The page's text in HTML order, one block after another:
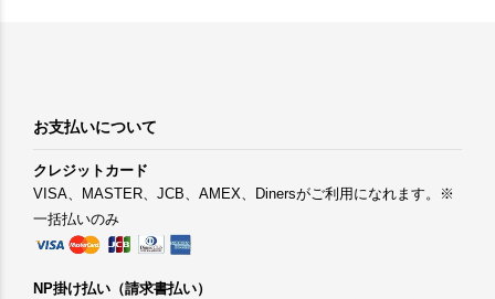
お支払いについて
クレジットカード
VISA、MASTER、JCB、AMEX、Dinersがご利用になれます。※
一括払いのみ
NP掛け払い（請求書払い）